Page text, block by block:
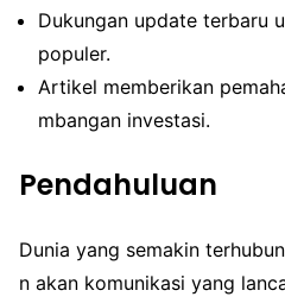
Dukungan update terbaru
populer.
Artikel memberikan
mbangan investasi.
Pendahuluan
Dunia yang semakin
n akan komunikasi yang